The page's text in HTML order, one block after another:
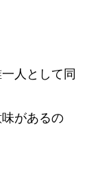
人として同
があるの